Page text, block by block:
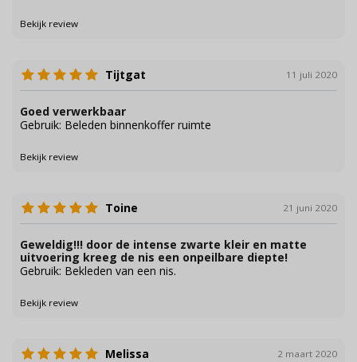
Bekijk review
Tijtgat 11 juli 2020
Goed verwerkbaar
Gebruik: Beleden binnenkoffer ruimte
Bekijk review
Toine 21 juni 2020
Geweldig!!! door de intense zwarte kleir en matte
uitvoering kreeg de nis een onpeilbare diepte!
Gebruik: Bekleden van een nis.
Bekijk review
Melissa 2 maart 2020